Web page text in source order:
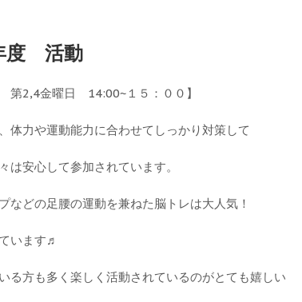
度 活動
第2,4金曜日 14:00~１５：００】
体力や運動能力に合わせてしっかり対策して
安心して参加されています。
などの足腰の運動を兼ねた脳トレは大人気！
います♬
る方も多く楽しく活動されているのがとても嬉しい